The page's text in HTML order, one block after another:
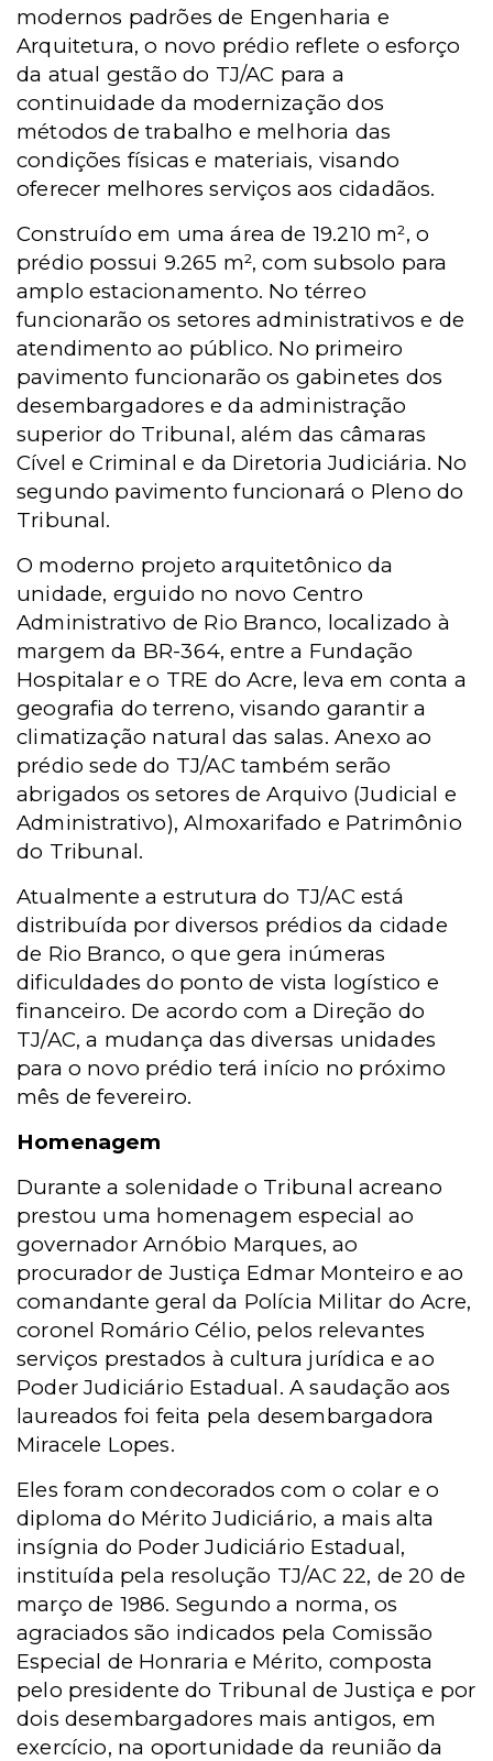
modernos padrões de Engenharia e
Arquitetura, o novo prédio reflete o esforço
da atual gestão do TJ/AC para a
continuidade da modernização dos
métodos de trabalho e melhoria das
condições físicas e materiais, visando
oferecer melhores serviços aos cidadãos.
Construído em uma área de 19.210 m², o
prédio possui 9.265 m², com subsolo para
amplo estacionamento. No térreo
funcionarão os setores administrativos e de
atendimento ao público. No primeiro
pavimento funcionarão os gabinetes dos
desembargadores e da administração
superior do Tribunal, além das câmaras
Cível e Criminal e da Diretoria Judiciária. No
segundo pavimento funcionará o Pleno do
Tribunal.
O moderno projeto arquitetônico da
unidade, erguido no novo Centro
Administrativo de Rio Branco, localizado à
margem da BR-364, entre a Fundação
Hospitalar e o TRE do Acre, leva em conta a
geografia do terreno, visando garantir a
climatização natural das salas. Anexo ao
prédio sede do TJ/AC também serão
abrigados os setores de Arquivo (Judicial e
Administrativo), Almoxarifado e Patrimônio
do Tribunal.
Atualmente a estrutura do TJ/AC está
distribuída por diversos prédios da cidade
de Rio Branco, o que gera inúmeras
dificuldades do ponto de vista logístico e
financeiro. De acordo com a Direção do
TJ/AC, a mudança das diversas unidades
para o novo prédio terá início no próximo
mês de fevereiro.
Homenagem
Durante a solenidade o Tribunal acreano
prestou uma homenagem especial ao
governador Arnóbio Marques, ao
procurador de Justiça Edmar Monteiro e ao
comandante geral da Polícia Militar do Acre,
coronel Romário Célio, pelos relevantes
serviços prestados à cultura jurídica e ao
Poder Judiciário Estadual. A saudação aos
laureados foi feita pela desembargadora
Miracele Lopes.
Eles foram condecorados com o colar e o
diploma do Mérito Judiciário, a mais alta
insígnia do Poder Judiciário Estadual,
instituída pela resolução TJ/AC 22, de 20 de
março de 1986. Segundo a norma, os
agraciados são indicados pela Comissão
Especial de Honraria e Mérito, composta
pelo presidente do Tribunal de Justiça e por
dois desembargadores mais antigos, em
exercício, na oportunidade da reunião da